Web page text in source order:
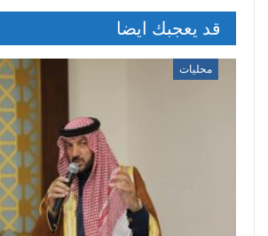
قد يعجبك ايضا
محليات